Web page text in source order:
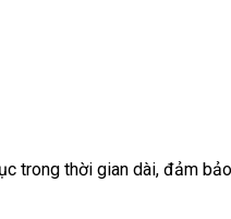
trong thời gian dài, đảm